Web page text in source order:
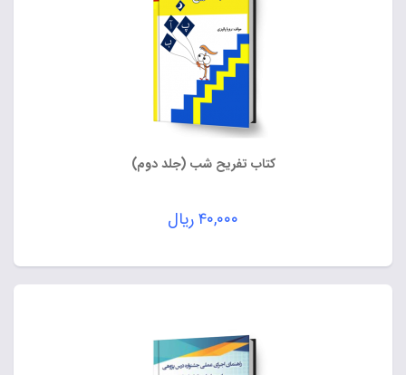
کتاب تفریح شب (جلد دوم)
۴۰,۰۰۰ریال